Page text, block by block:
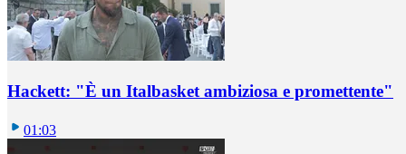
Hackett: "È un Italbasket ambiziosa e promettente"
01:03